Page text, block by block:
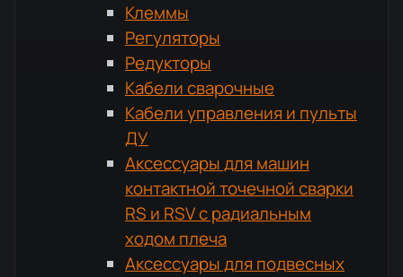
Клеммы
Регуляторы
Редукторы
Кабели сварочные
Кабели управления и пульты
ДУ
Аксессуары для машин
контактной точечной сварки
RS и RSV с радиальным
ходом плеча
Аксессуары для подвесных